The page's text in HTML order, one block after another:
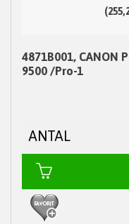
4871B001, CANON
9500 /Pro-1
ANTAL